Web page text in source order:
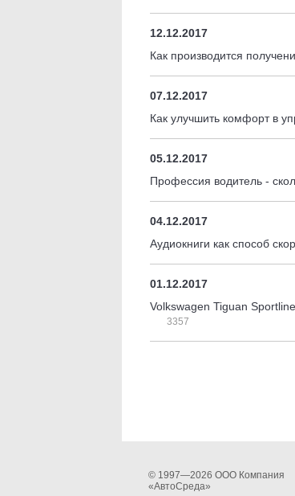
12.12.2017
Как производится
07.12.2017
Как улучшить комфорт в
05.12.2017
Профессия водитель -
04.12.2017
Аудиокниги как способ
01.12.2017
Volkswagen Tiguan
3357
© 1997—2026 ООО Компания
«АвтоСреда»